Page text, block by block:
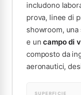
includono
prova, linee di
showroom, una
e uncampo di
composto da
aeronautici,
SUPERFICIE